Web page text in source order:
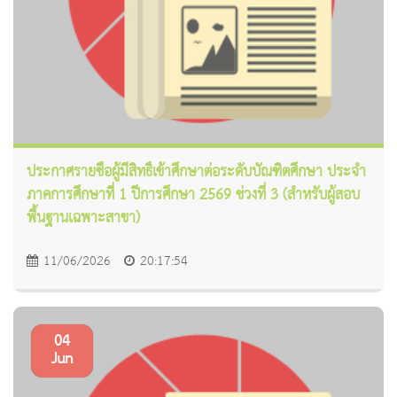
ประกาศรายชื่อผู้มีสิทธิ์เข้าศึกษาต่อระดับบัณฑิตศึกษา ประจำ
ภาคการศึกษาที่ 1 ปีการศึกษา 2569 ช่วงที่ 3 (สำหรับผู้สอบ
พื้นฐานเฉพาะสาขา)
11/06/2026 20:17:54
04
Jun